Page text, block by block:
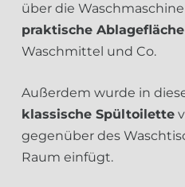
über die
praktische Ablagefläche
Waschmittel und Co.
Außerdem wurde in
klassische Spültoilette
gegenüber des
Raum einfügt.